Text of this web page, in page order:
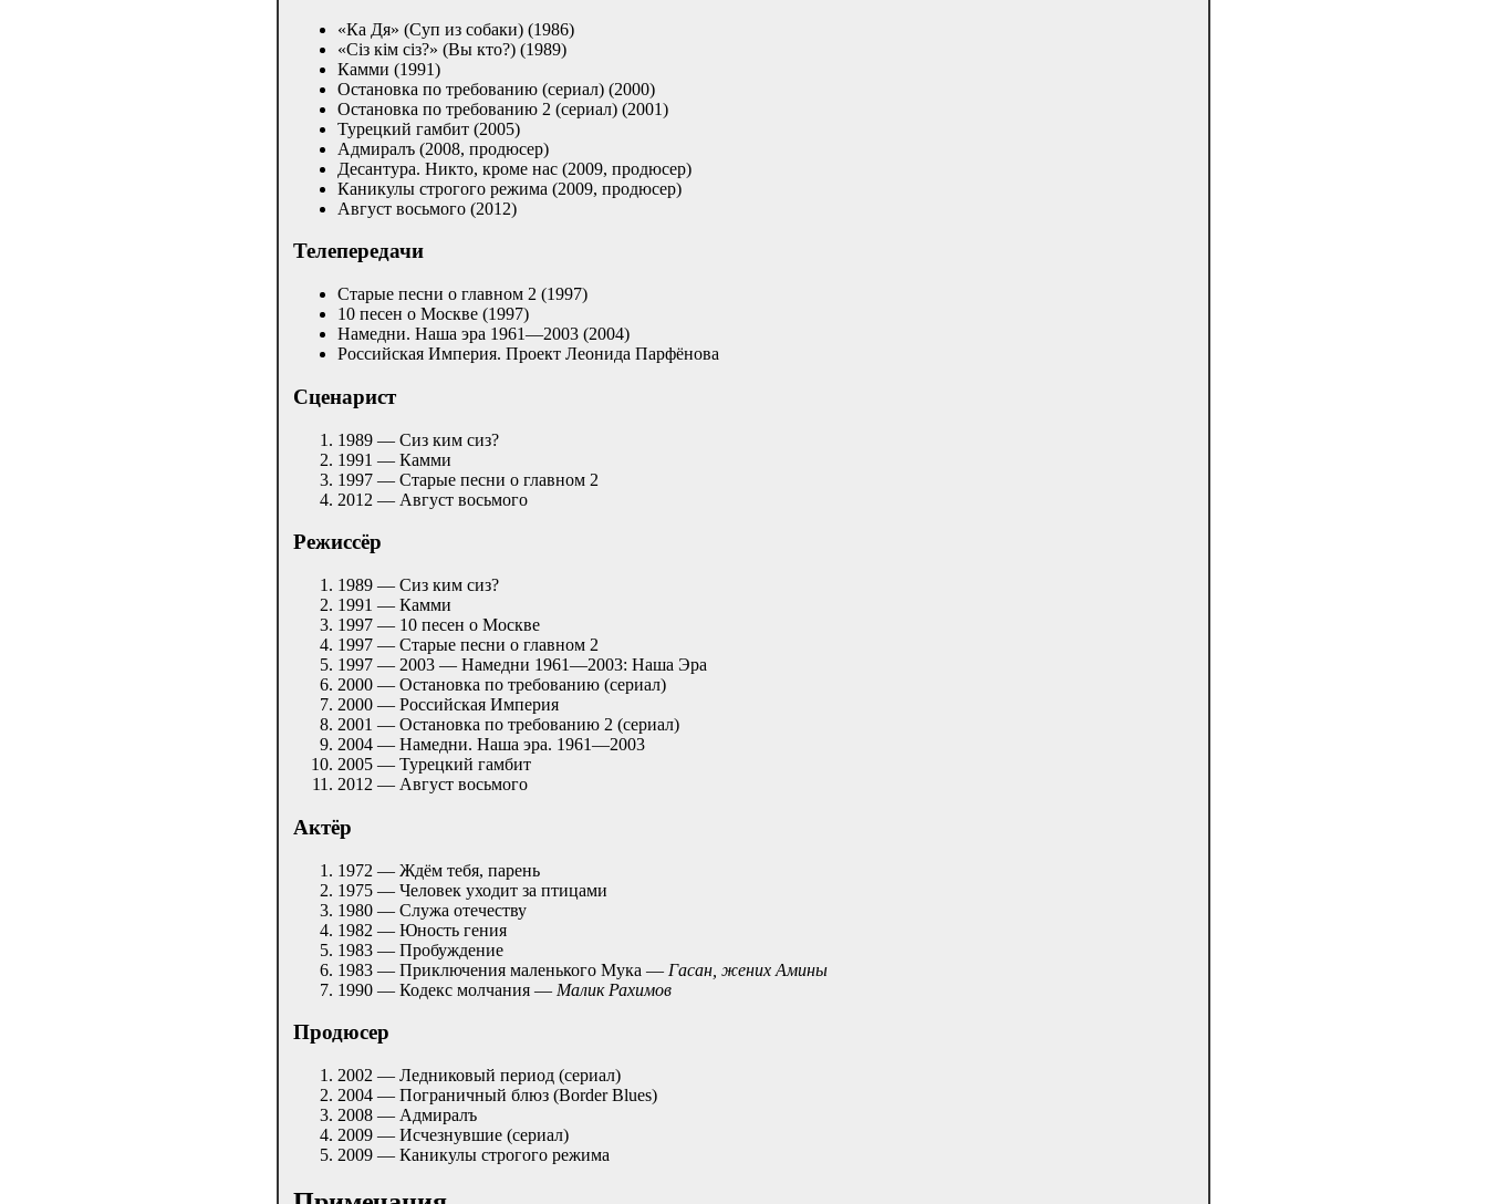
«Ка Дя» (Суп из собаки) (1986)
«Сiз кiм сiз?» (Вы кто?) (1989)
Камми (1991)
Остановка по требованию (сериал) (2000)
Остановка по требованию 2 (сериал) (2001)
Турецкий гамбит (2005)
Адмиралъ (2008, продюсер)
Десантура. Никто, кроме нас (2009, продюсер)
Каникулы строгого режима (2009, продюсер)
Август восьмого (2012)
Телепередачи
Старые песни о главном 2 (1997)
10 песен о Москве (1997)
Намедни. Наша эра 1961—2003 (2004)
Российская Империя. Проект Леонида Парфёнова
Сценарист
1989 — Сиз ким сиз?
1991 — Камми
1997 — Старые песни о главном 2
2012 — Август восьмого
Режиcсёр
1989 — Сиз ким сиз?
1991 — Камми
1997 — 10 песен о Москве
1997 — Старые песни о главном 2
1997 — 2003 — Намедни 1961—2003: Наша Эра
2000 — Остановка по требованию (сериал)
2000 — Российская Империя
2001 — Остановка по требованию 2 (сериал)
2004 — Намедни. Наша эра. 1961—2003
2005 — Турецкий гамбит
2012 — Август восьмого
Актёр
1972 — Ждём тебя, парень
1975 — Человек уходит за птицами
1980 — Служа отечеству
1982 — Юность гения
1983 — Пробуждение
1983 — Приключения маленького Мука — Гасан, жених Амины
1990 — Кодекс молчания — Малик Рахимов
Продюсер
2002 — Ледниковый период (сериал)
2004 — Пограничный блюз (Border Blues)
2008 — Адмиралъ
2009 — Исчезнувшие (сериал)
2009 — Каникулы строгого режима